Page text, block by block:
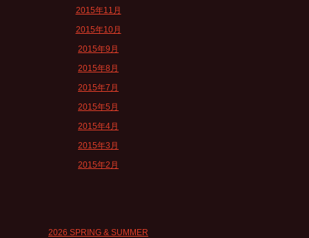
2015年11月
2015年10月
2015年9月
2015年8月
2015年7月
2015年5月
2015年4月
2015年3月
2015年2月
2026 SPRING & SUMMER